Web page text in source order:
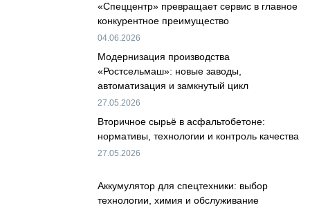
«Спеццентр» превращает сервис в главное
конкурентное преимущество
04.06.2026
Модернизация производства
«Ростсельмаш»: новые заводы,
автоматизация и замкнутый цикл
27.05.2026
Вторичное сырьё в асфальтобетоне:
нормативы, технологии и контроль качества
27.05.2026
Аккумулятор для спецтехники: выбор
технологии, химия и обслуживание